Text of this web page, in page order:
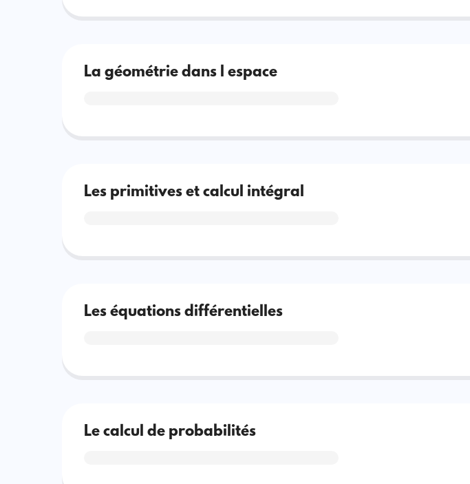
La géométrie dans l espace
Les primitives et calcul intégral
Les équations différentielles
Le calcul de probabilités